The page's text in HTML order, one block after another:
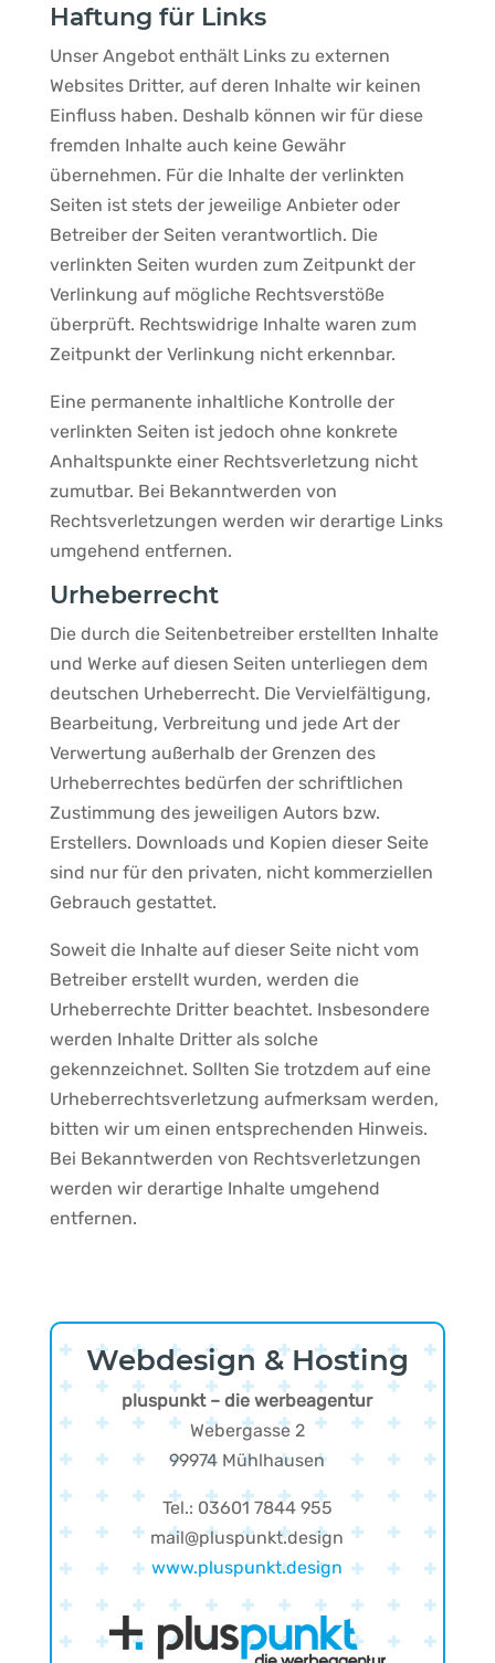
Haftung für Links
Unser Angebot enthält Links zu externen
Websites Dritter, auf deren Inhalte wir keinen
Einfluss haben. Deshalb können wir für diese
fremden Inhalte auch keine Gewähr
übernehmen. Für die Inhalte der verlinkten
Seiten ist stets der jeweilige Anbieter oder
Betreiber der Seiten verantwortlich. Die
verlinkten Seiten wurden zum Zeitpunkt der
Verlinkung auf mögliche Rechtsverstöße
überprüft. Rechtswidrige Inhalte waren zum
Zeitpunkt der Verlinkung nicht erkennbar.
Eine permanente inhaltliche Kontrolle der
verlinkten Seiten ist jedoch ohne konkrete
Anhaltspunkte einer Rechtsverletzung nicht
zumutbar. Bei Bekanntwerden von
Rechtsverletzungen werden wir derartige Links
umgehend entfernen.
Urheberrecht
Die durch die Seitenbetreiber erstellten Inhalte
und Werke auf diesen Seiten unterliegen dem
deutschen Urheberrecht. Die Vervielfältigung,
Bearbeitung, Verbreitung und jede Art der
Verwertung außerhalb der Grenzen des
Urheberrechtes bedürfen der schriftlichen
Zustimmung des jeweiligen Autors bzw.
Erstellers. Downloads und Kopien dieser Seite
sind nur für den privaten, nicht kommerziellen
Gebrauch gestattet.
Soweit die Inhalte auf dieser Seite nicht vom
Betreiber erstellt wurden, werden die
Urheberrechte Dritter beachtet. Insbesondere
werden Inhalte Dritter als solche
gekennzeichnet. Sollten Sie trotzdem auf eine
Urheberrechtsverletzung aufmerksam werden,
bitten wir um einen entsprechenden Hinweis.
Bei Bekanntwerden von Rechtsverletzungen
werden wir derartige Inhalte umgehend
entfernen.
Webdesign & Hosting
pluspunkt – die werbeagentur
Webergasse 2
99974 Mühlhausen
Tel.: 03601 7844 955
mail@pluspunkt.design
www.pluspunkt.design